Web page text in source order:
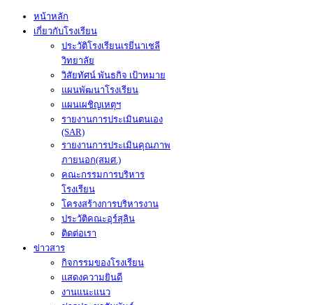
หน้าหลัก
เกี่ยวกับโรงเรียน
ประวัติโรงเรียนเรยีนาเชลี
วิทยาลัย
วิสัยทัศน์ พันธกิจ เป้าหมาย
แผนพัฒนาโรงเรียน
แผนเผชิญเหตุฯ
รายงานการประเมินตนเอง
(SAR)
รายงานการประเมินคุณภาพ
ภายนอก(สมศ.)
คณะกรรมการบริหาร
โรงเรียน
โครงสร้างการบริหารงาน
ประวัติคณะอุร์สุลิน
ติดต่อเรา
ข่าวสาร
กิจกรรมของโรงเรียน
แสดงความยินดี
งานแนะแนว